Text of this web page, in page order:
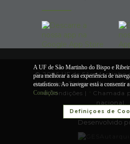
© 2026 UF de São Martinho
de Frades. Todos os direitos
e Condições |
Chamada
nacional.
Desenvolvido
A UF de São Martinho do Bispo e
para melhorar a sua experiência de
estatísticos. Ao navegar está a consentir
Condições
Definiçoes de